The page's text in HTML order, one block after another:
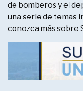
de bomberos y el
una serie de temas
conozca más sobre